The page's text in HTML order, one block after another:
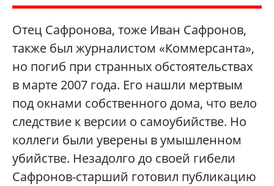
Отец Сафронова, тоже Иван Сафронов,
также был журналистом «Коммерсанта»,
но погиб при странных обстоятельствах
в марте 2007 года. Его нашли мертвым
под окнами собственного дома, что вело
следствие к версии о самоубийстве. Но
коллеги были уверены в умышленном
убийстве. Незадолго до своей гибели
Сафронов-старший готовил публикацию